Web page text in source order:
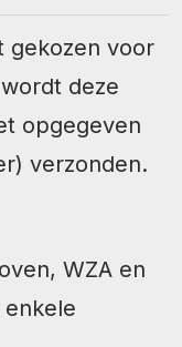
gekozen voor
deze
opgegeven
verzonden.
WZA en